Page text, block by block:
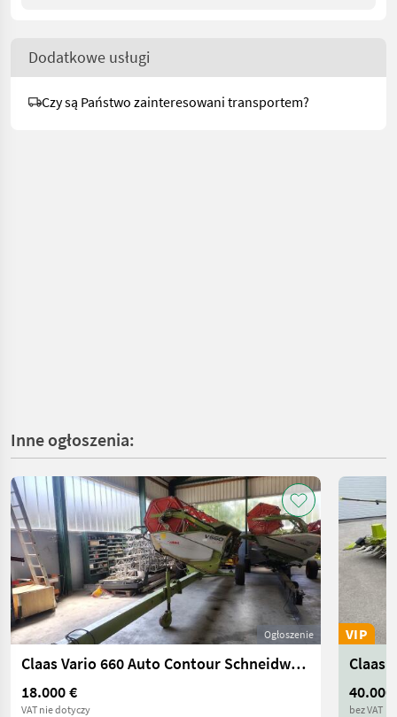
Dodatkowe usługi
Czy są Państwo zainteresowani transportem?
Inne ogłoszenia:
Ogłoszenie
Claas Vario 660 Auto Contour Schneidwerk V660
18.000 €
VAT nie dotyczy
VIP
Claas
40.000
bez VAT